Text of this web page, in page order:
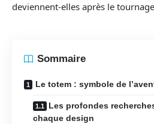
deviennent-elles après le
Sommaire
Le totem : symbole de
Les profondes
chaque design